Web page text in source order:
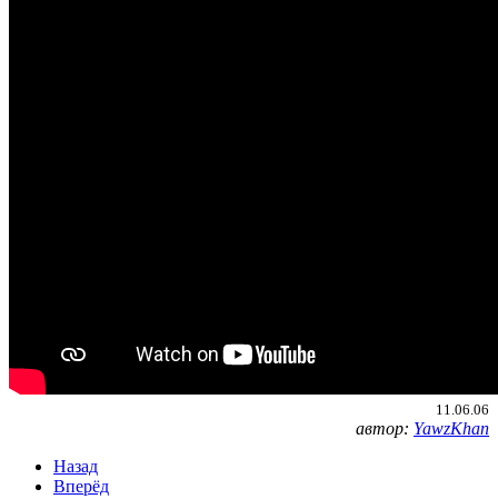
11.06.06
автор: YawzKhan
Назад
Вперёд